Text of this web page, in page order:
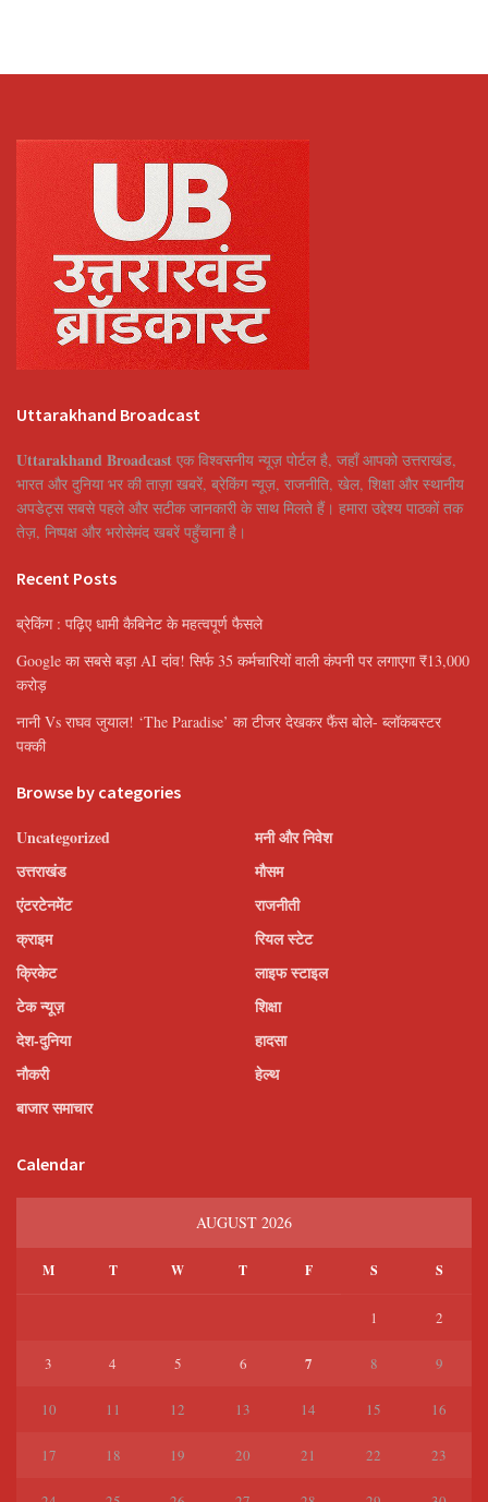
Uttarakhand Broadcast
Uttarakhand Broadcast एक विश्वसनीय न्यूज़ पोर्टल है, जहाँ आपको उत्तराखंड,
भारत और दुनिया भर की ताज़ा खबरें, ब्रेकिंग न्यूज़, राजनीति, खेल, शिक्षा और स्थानीय
अपडेट्स सबसे पहले और सटीक जानकारी के साथ मिलते हैं। हमारा उद्देश्य पाठकों तक
तेज़, निष्पक्ष और भरोसेमंद खबरें पहुँचाना है।
Recent Posts
ब्रेकिंग : पढ़िए धामी कैबिनेट के महत्वपूर्ण फैसले
Google का सबसे बड़ा AI दांव! सिर्फ 35 कर्मचारियों वाली कंपनी पर लगाएगा ₹13,000
करोड़
नानी Vs राघव जुयाल! ‘The Paradise’ का टीजर देखकर फैंस बोले- ब्लॉकबस्टर
पक्की
Browse by categories
Uncategorized
उत्तराखंड
एंटरटेनमेंट
क्राइम
क्रिकेट
टेक न्यूज़
देश-दुनिया
नौकरी
बाजार समाचार
मनी और निवेश
मौसम
राजनीती
रियल स्टेट
लाइफ स्टाइल
शिक्षा
हादसा
हेल्थ
Calendar
AUGUST 2026
M T W T F S S
1 2
3 4 5 6 7 8 9
10 11 12 13 14 15 16
17 18 19 20 21 22 23